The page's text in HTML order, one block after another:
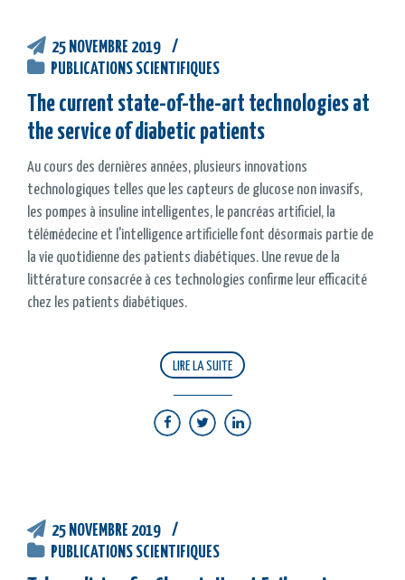
25 NOVEMBRE 2019
PUBLICATIONS SCIENTIFIQUES
The current state-of-the-art technologies at
the service of diabetic patients
Au cours des dernières années, plusieurs innovations
technologiques telles que les capteurs de glucose non invasifs,
les pompes à insuline intelligentes, le pancréas artificiel, la
télémédecine et l'intelligence artificielle font désormais partie de
la vie quotidienne des patients diabétiques. Une revue de la
littérature consacrée à ces technologies confirme leur efficacité
chez les patients diabétiques.
LIRE LA SUITE
25 NOVEMBRE 2019
PUBLICATIONS SCIENTIFIQUES